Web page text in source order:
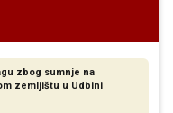
zbog sumnje na
zemljištu u Udbini